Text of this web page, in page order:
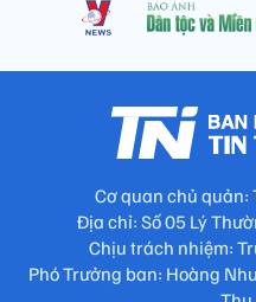
Cơ quan chủ quản:
Địa chỉ: Số 05 Lý
Chịu trách nhiệm:
Phó Trưởng ban: Hoàng